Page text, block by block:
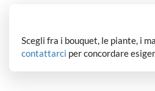
Scegli fra i bouquet, le piante, i
contattarci per concordare